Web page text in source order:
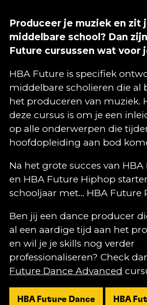
Produceer je muziek en zit
middelbare school? Dan
Future cursussen wat voor
HBA Future is specifiek
middelbare scholieren die al
het produceren van muziek.
deze cursus is om je een
op alle onderwerpen die
hoofdopleiding aan bod
Na het grote succes van
en HBA Future Hiphop
schooljaar met… HBA Future
Ben jij een dance producer
al een aardige tijd aan het
en wil je je skills nog verder
professionaliseren? Check
Future Dance Advanced
HBA Future Dance HBA